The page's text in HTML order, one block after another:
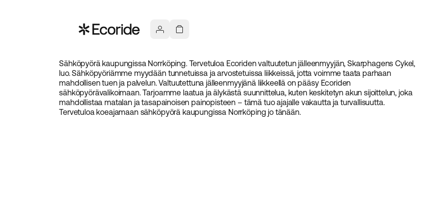
Sähköpyörä kaupungissa Norrköping. Tervetuloa Ecoriden valtuutetun jälleenmyyjän, Skarphagens Cykel,
luo. Sähköpyöriämme myydään tunnetuissa ja arvostetuissa liikkeissä, jotta voimme taata parhaan
mahdollisen tuen ja palvelun. Valtuutettuna jälleenmyyjänä liikkeellä on pääsy Ecoriden
sähköpyörävalikoimaan. Tarjoamme laatua ja älykästä suunnittelua, kuten keskitetyn akun sijoittelun, joka
mahdollistaa matalan ja tasapainoisen painopisteen – tämä tuo ajajalle vakautta ja turvallisuutta.
Tervetuloa koeajamaan sähköpyörä kaupungissa Norrköping jo tänään.